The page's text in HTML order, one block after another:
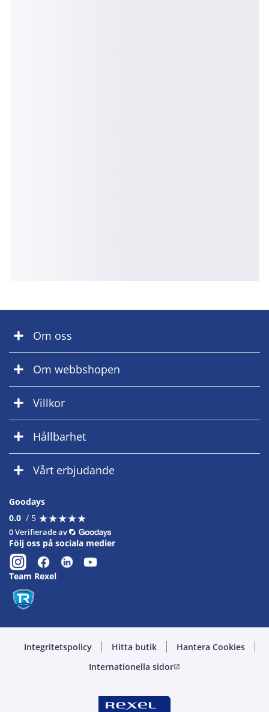
Om oss
Om webbshopen
Villkor
Hållbarhet
Vårt erbjudande
Goodays
0.0 / 5 ★★★★★
★★★★★
0 Verifierade av
Följ oss på sociala medier
Team Rexel
Integritetspolicy Hitta butik
Hantera Cookies
Internationella sidoropen_in_new